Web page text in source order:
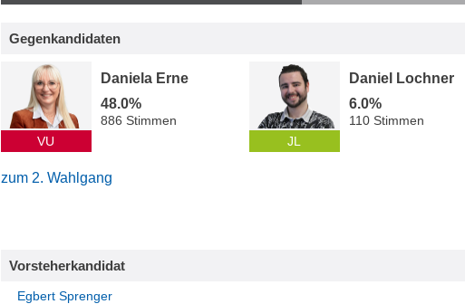
Gegenkandidaten
VU
Daniela Erne
48.0%
886 Stimmen
JL
Daniel Lochner
6.0%
110 Stimmen
zum 2. Wahlgang
Vorsteherkandidat
Egbert Sprenger